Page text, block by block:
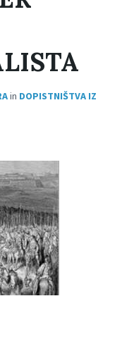
in DOPISTNIŠTVA IZ